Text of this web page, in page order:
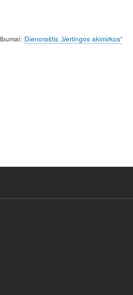
Dienoraštis „Vertingos akimirkos“